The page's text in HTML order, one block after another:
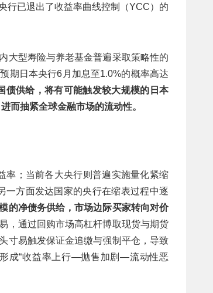
行已退出了收益率曲线控制（YCC）的
大型寿险与养老基金普遍采取策略性的
期日本央行6月加息至1.0%的概率高达
债供给，将有可能触发较大规模的日本
而抽紧全球金融市场的流动性。
率；当前各大央行则普遍实施量化紧缩
一方面发达国家的央行在缩表过程中逐
的净债务供给，市场边际买家转向对价
，通过回购市场高杠杆博取现货与期货
寸易触发保证金追缴与强制平仓，导致
成“收益率上行—抛售加剧—流动性恶